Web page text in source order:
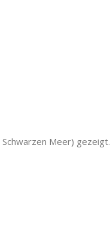
Meer) gezeigt.